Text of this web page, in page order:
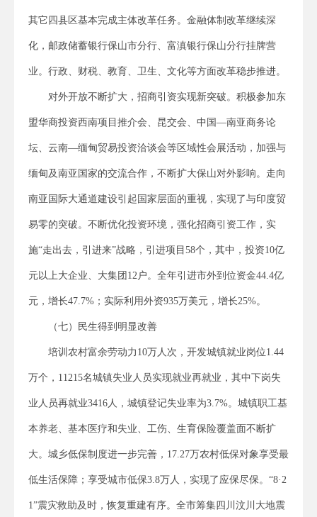
其它四县区基本完成主体改革任务。金融体制改革继续深
化，邮政储蓄银行保山市分行、富滇银行保山分行挂牌营
业。行政、财税、教育、卫生、文化等方面改革稳步推进。
对外开放不断扩大，招商引资实现新突破。积极参加东
盟华商投资西南项目推介会、昆交会、中国—南亚商务论
坛、云南—缅甸贸易投资洽谈会等区域性会展活动，加强与
缅甸及南亚国家的交流合作，不断扩大保山对外影响。走向
南亚国际大通道建设引起国家层面的重视，实现了与印度贸
易零的突破。不断优化投资环境，强化招商引资工作，实
施“走出去，引进来”战略，引进项目58个，其中，投资10亿
元以上大企业、大集团12户。全年引进市外到位资金44.4亿
元，增长47.7%；实际利用外资935万美元，增长25%。
（七）民生得到明显改善
培训农村富余劳动力10万人次，开发城镇就业岗位1.44
万个，11215名城镇失业人员实现就业再就业，其中下岗失
业人员再就业3416人，城镇登记失业率为3.7%。城镇职工基
本养老、基本医疗和失业、工伤、生育保险覆盖面不断扩
大。城乡低保制度进一步完善，17.27万农村低保对象享受最
低生活保障；享受城市低保3.8万人，实现了应保尽保。“8·2
1”震灾救助及时，恢复重建有序。全市筹集四川汶川大地震